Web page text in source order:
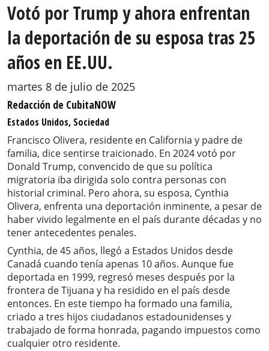
Votó por Trump y ahora enfrentan
la deportación de su esposa tras 25
años en EE.UU.
martes 8 de julio de 2025
Redacción de CubitaNOW
Estados Unidos, Sociedad
Francisco Olivera, residente en California y padre de
familia, dice sentirse traicionado. En 2024 votó por
Donald Trump, convencido de que su política
migratoria iba dirigida solo contra personas con
historial criminal. Pero ahora, su esposa, Cynthia
Olivera, enfrenta una deportación inminente, a pesar de
haber vivido legalmente en el país durante décadas y no
tener antecedentes penales.
Cynthia, de 45 años, llegó a Estados Unidos desde
Canadá cuando tenía apenas 10 años. Aunque fue
deportada en 1999, regresó meses después por la
frontera de Tijuana y ha residido en el país desde
entonces. En este tiempo ha formado una familia,
criado a tres hijos ciudadanos estadounidenses y
trabajado de forma honrada, pagando impuestos como
cualquier otro residente.